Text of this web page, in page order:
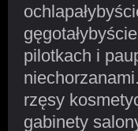
pilotkach i
rzęsy
gabinety